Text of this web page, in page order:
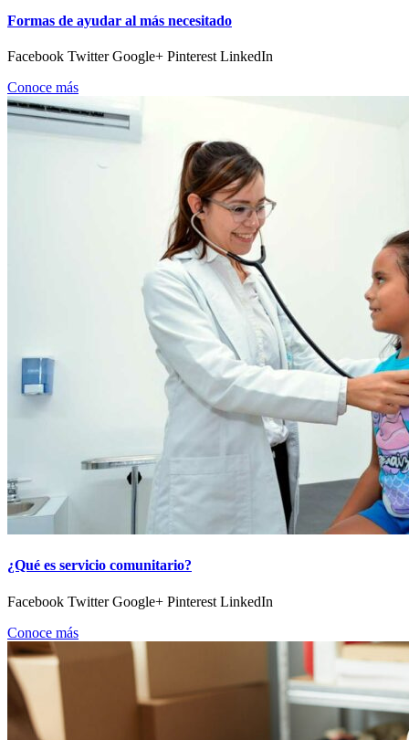
Formas de ayudar al más necesitado
Facebook Twitter Google+ Pinterest LinkedIn
Conoce más
¿Qué es servicio comunitario?
Facebook Twitter Google+ Pinterest LinkedIn
Conoce más